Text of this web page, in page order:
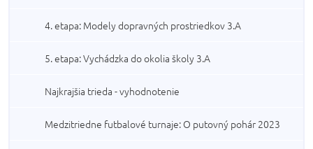
4. etapa: Modely dopravných prostriedkov 3.A
5. etapa: Vychádzka do okolia školy 3.A
Najkrajšia trieda - vyhodnotenie
Medzitriedne futbalové turnaje: O putovný pohár 2023